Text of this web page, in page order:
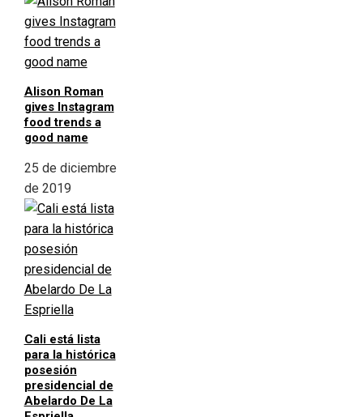
Alison Roman
gives Instagram
food trends a
good name
25 de diciembre
de 2019
Cali está lista
para la histórica
posesión
presidencial de
Abelardo De La